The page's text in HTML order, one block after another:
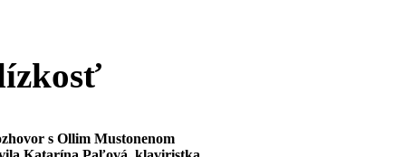
s Ollim Mustonenom